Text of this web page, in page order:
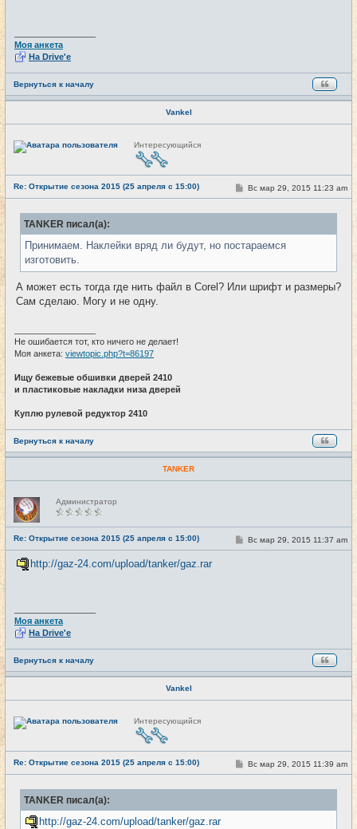
Моя анкета
На Drive'e
Вернуться к началу
Vankel
Н
е
е
т
и
Интересующийся
Re: Открытие сезона 2015 (25 апреля с 15:00) #22
С
о
б
е
н
Вс мар 29, 2015 11:23 am
TANKER писал(а):
Принимаем. Наклейки вряд ли будут, но постараемся
изготовить.
А может есть тогда где нить файл в Corel? Или шрифт и размеры?
Сам сделаю. Могу и не одну.
Не ошибается тот, кто ничего не делает!
Моя анкета: viewtopic.php?t=86197
Ищу бежевые обшивки дверей 2410
и пластиковые накладки низа дверей
Куплю рулевой редуктор 2410
Вернуться к началу
TANKER
Н
е
в
с
е
т
и
Администратор
Re: Открытие сезона 2015 (25 апреля с 15:00) #23
С
о
Вс мар 29, 2015 11:37 am
http://gaz-24.com/upload/tanker/gaz.rar
Моя анкета
На Drive'e
Вернуться к началу
Vankel
Н
е
е
т
и
Интересующийся
Re: Открытие сезона 2015 (25 апреля с 15:00) #24
С
о
б
е
Вс мар 29, 2015 11:39 am
TANKER писал(а):
http://gaz-24.com/upload/tanker/gaz.rar